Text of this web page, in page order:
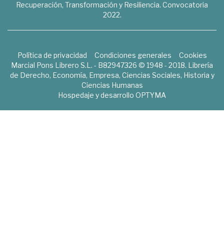
Recuperación, Transformación y Resiliencia. Convocatoria
2022.
Política de privacidad Condiciones generales
Cookies
Marcial Pons Librero S.L. - B82947326 © 1948 - 2018. Librería
de Derecho, Economía, Empresa, Ciencias Sociales, Historia y
Ciencias Humanas
Hospedaje y desarrollo OPTYMA